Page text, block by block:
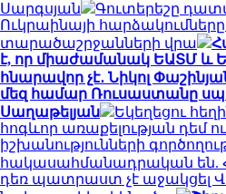
Սարգսյան
Գուտերեշը
Ուկրաինայի
տարածաշրջանների վրա
է, որ միաժամանակ ԵԱՏՄ և
հնարավոր չէ․ Նիկոլ
մեզ համար Ռուսաստանը
Սաղաթելյան
Եկեղեցու
հոգևոր առաքելության դեմ
իշխանությունների
հակասահմանադրական են.
դեռ պատրաստ չէ աջակցել